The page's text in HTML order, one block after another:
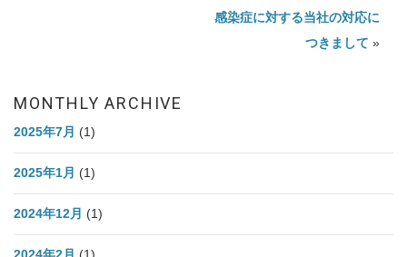
感染症に対する当社の対応に
つきまして »
MONTHLY ARCHIVE
2025年7月 (1)
2025年1月 (1)
2024年12月 (1)